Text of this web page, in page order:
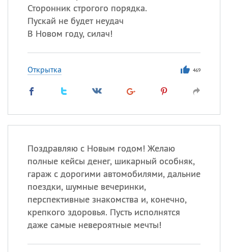
Сторонник строгого порядка.
Пускай не будет неудач
В Новом году, силач!
Открытка 469
Поздравляю с Новым годом! Желаю
полные кейсы денег, шикарный особняк,
гараж с дорогими автомобилями, дальние
поездки, шумные вечеринки,
перспективные знакомства и, конечно,
крепкого здоровья. Пусть исполнятся
даже самые невероятные мечты!